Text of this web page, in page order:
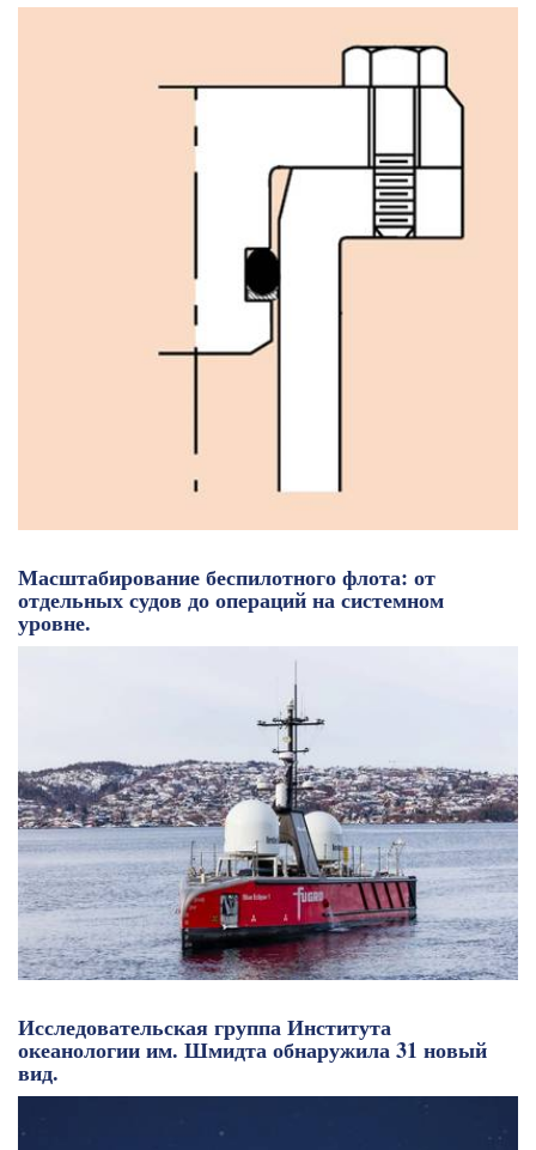
Масштабирование беспилотного флота: от
отдельных судов до операций на системном
уровне.
Исследовательская группа Института
океанологии им. Шмидта обнаружила 31 новый
вид.